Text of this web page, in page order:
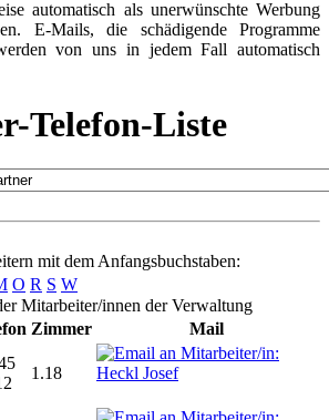
automatisch als unerwünschte Werbung
E-Mails, die schädigende Programme
von uns in jedem Fall automatisch
Telefon-Liste
mit dem Anfangsbuchstaben:
O R S W
Mitarbeiter/innen der Verwaltung
Zimmer
Mail
1.18